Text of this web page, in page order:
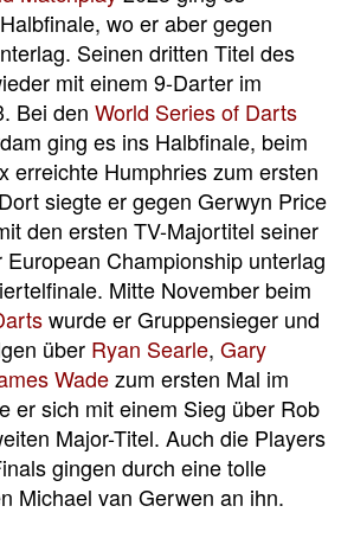
wo er aber gegen
Seinen dritten Titel des
mit einem 9-Darter im
Bei den World Series of Darts
ging es ins Halbfinale, beim
erreichte Humphries zum ersten
siegte er gegen Gerwyn Price
den ersten TV-Majortitel seiner
Championship unterlag
Mitte November beim
wurde er Gruppensieger und
über Ryan Searle, Gary
Wadezum ersten Mal im
er sich mit einem Sieg über Rob
Major-Titel. Auch die Players
gingen durch eine tolle
Michael van Gerwen an ihn.